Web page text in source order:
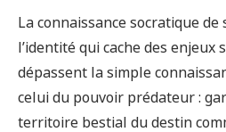
La connaissance socratique
l’identité qui cache des enjeux
dépassent la simple
celui du pouvoir prédateur :
territoire bestial du destin